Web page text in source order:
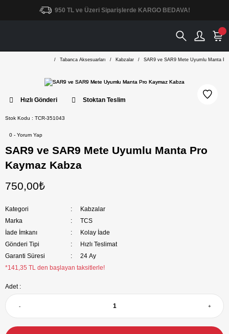
950 TL ve Üzeri Siparişlerde KARGO BEDAVA!
Tabanca Aksesuarları Kabzalar SAR9 ve SAR9 Mete Uyumlu Manta
Hızlı Gönderi Stoktan Teslim
Stok Kodu : TCR-351043
0 - Yorum Yap
SAR9 ve SAR9 Mete Uyumlu Manta Pro
Kaymaz Kabza
750,00₺
Kategori
Kabzalar
Marka
TCS
İade İmkanı
Kolay İade
Gönderi Tipi
Hızlı Teslimat
Garanti Süresi
24 Ay
*141,35 TL den başlayan taksitlerle!
Adet :
- +